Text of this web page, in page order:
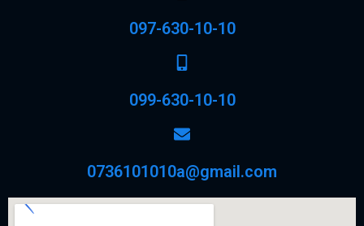
097-630-10-10
099-630-10-10
0736101010a@gmail.com